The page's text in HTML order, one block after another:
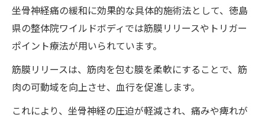
坐骨神経痛の緩和に効果的な具体的施術法として、徳島
県の整体院ワイルドボディでは筋膜リリースやトリガー
ポイント療法が用いられています。
筋膜リリースは、筋肉を包む膜を柔軟にすることで、筋
肉の可動域を向上させ、血行を促進します。
これにより、坐骨神経の圧迫が軽減され、痛みや痺れが